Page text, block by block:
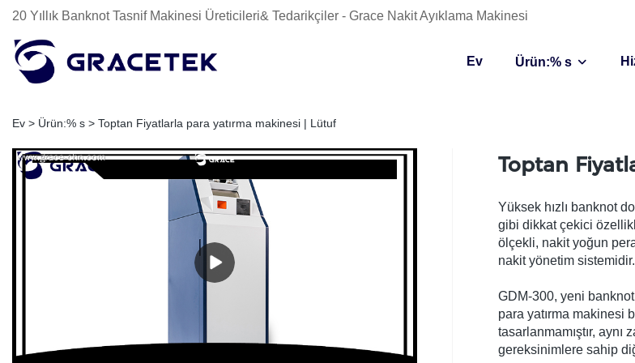
20 Yıllık Banknot Tasnif Makinesi Üreticileri& Tedarikçiler - Grace Nakit Ayıklama Makinesi
Ev Ürün:% s
Ev > Ürün:% s > Toptan Fiyatlarla para yatırma makinesi | Lütuf
Toptan
Yüksek hızlı banknot
gibi dikkat çekici
ölçekli, nakit yoğun
nakit yönetim
GDM-300, yeni
para yatırma makinesi
tasarlanmamıştır,
gereksinimlere sahip